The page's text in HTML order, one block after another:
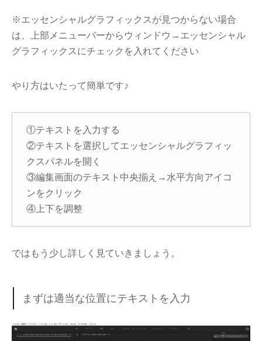
※エッセンシャルグラフィックスが見つからない場合
は、上部メニューバーからウィンドウ→エッセンシャル
グラフィックスにチェックを入れてください
やり方はいたって簡単です♪
①テキストを入力する
②テキストを選択してエッセンシャルグラフィッ
クスパネルを開く
③編集画面のテキスト中央揃え→水平方向アイコ
ンをクリック
④上下を調整
ではもう少し詳しく見ていきましょう。
まずは適当な位置にテキストを入力